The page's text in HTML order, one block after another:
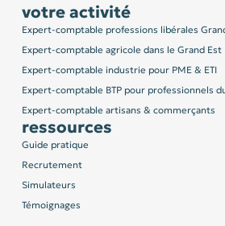
votre activité
Expert-comptable professions libérales
Expert-comptable agricole dans le Grand Est
Expert-comptable industrie pour PME & ETI
Expert-comptable BTP pour professionnels
Expert-comptable artisans & commerçants
ressources
Guide pratique
Recrutement
Simulateurs
Témoignages